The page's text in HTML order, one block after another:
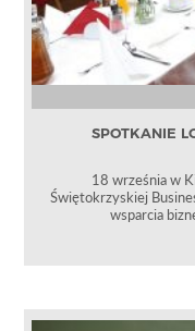
SPOTKANIE
18 września w
Świętokrzyskiej
wsparcia